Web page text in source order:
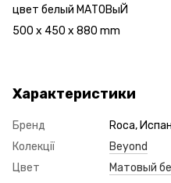
цвет белый МАТОВыЙ
500 x 450 x 880 mm
Характеристики
Бренд
Roca,
Колекції
Beyond
Цвет
Матовый